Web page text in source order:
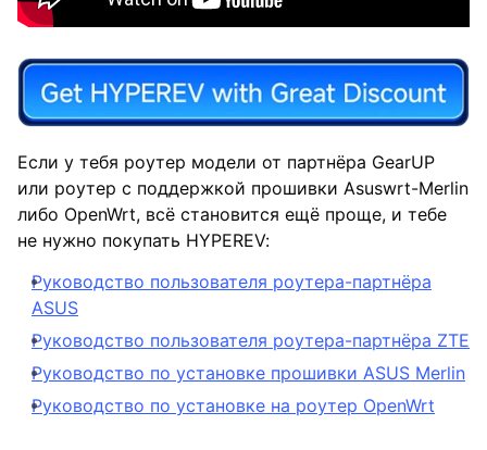
Если у тебя роутер модели от партнёра GearUP
или роутер с поддержкой прошивки Asuswrt-Merlin
либо OpenWrt, всё становится ещё проще, и тебе
не нужно покупать HYPEREV:
Руководство пользователя роутера-партнёра
ASUS
Руководство пользователя роутера-партнёра ZTE
Руководство по установке прошивки ASUS Merlin
Руководство по установке на роутер OpenWrt